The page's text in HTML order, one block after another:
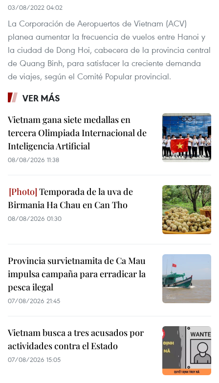
03/08/2022 04:02
La Corporación de Aeropuertos de Vietnam (ACV)
planea aumentar la frecuencia de vuelos entre Hanoi y
la ciudad de Dong Hoi, cabecera de la provincia central
de Quang Binh, para satisfacer la creciente demanda
de viajes, según el Comité Popular provincial.
VER MÁS
Vietnam gana siete medallas en
tercera Olimpiada Internacional de
Inteligencia Artificial
08/08/2026 11:38
Temporada de la uva de
Birmania Ha Chau en Can Tho
08/08/2026 01:30
Provincia survietnamita de Ca Mau
impulsa campaña para erradicar la
pesca ilegal
07/08/2026 21:45
Vietnam busca a tres acusados por
actividades contra el Estado
07/08/2026 15:05